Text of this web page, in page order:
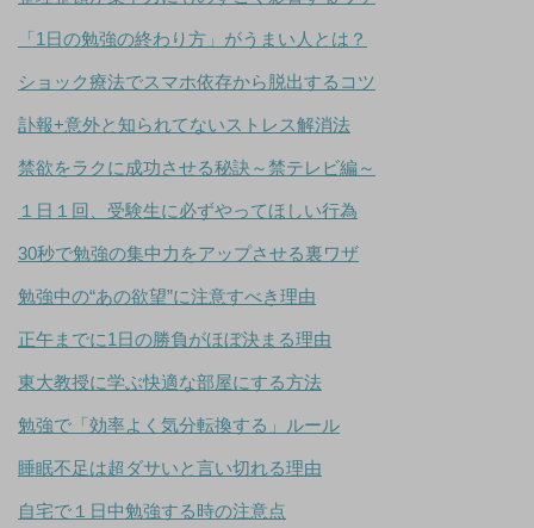
「1日の勉強の終わり方」がうまい人とは？
ショック療法でスマホ依存から脱出するコツ
訃報+意外と知られてないストレス解消法
禁欲をラクに成功させる秘訣～禁テレビ編～
１日１回、受験生に必ずやってほしい行為
30秒で勉強の集中力をアップさせる裏ワザ
勉強中の“あの欲望”に注意すべき理由
正午までに1日の勝負がほぼ決まる理由
東大教授に学ぶ快適な部屋にする方法
勉強で「効率よく気分転換する」ルール
睡眠不足は超ダサいと言い切れる理由
自宅で１日中勉強する時の注意点